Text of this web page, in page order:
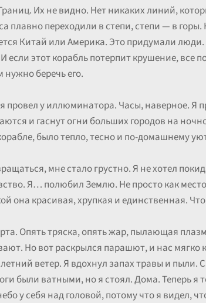
Их не видно. Нет никаких линий,
плавно переходили в степи, степи — в горы.
Китай или Америка. Это придумали
этот корабль потерпит крушение, все
беречь его.
провел у иллюминатора. Часы, наверное. Я
и гаснут огни больших городов на
было тепло, тесно и по-домашнему
мне стало грустно. Я не хотел
Я… полюбил Землю. Не просто как
она красивая, хрупкая и единственная.
Опять тряска, опять жар, пылающая
Но вот раскрылся парашют, и нас мягко
ветер. Я вдохнул запах травы и пыли.
были ватными, но я стоял. Дома. Теперь я
у себя над головой, потому что я видел,